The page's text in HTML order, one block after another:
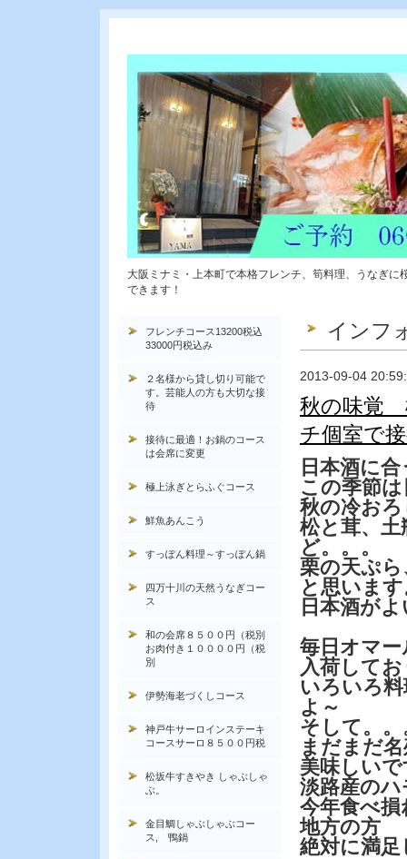
大阪ミナミ・上本町で本格フレンチ、筍料理、うなぎ
できます！
インフ
2013-09-04
秋の味覚
チ個室で
日本酒に
この季節
秋の冷お
松と茸、
ど。。。
栗の天ぷ
と思いま
日本酒が
毎日オマ
入荷して
いろいろ
よ～
そして。。
まだまだ
美味しい
淡路産のハ
今年食べ損
地方の方
絶対に満
フレンチコース13200税込
33000円税込み
２名様から貸し切り可能で
す。芸能人の方も大切な接
待
接待に最適！お鍋のコース
は会席に変更
極上泳ぎとらふぐコース
鮮魚あんこう
すっぽん料理～すっぽん鍋
四万十川の天然うなぎコー
ス
和の会席８５００円（税別
お肉付き１００００円（税
別
伊勢海老づくしコース
神戸牛サーロインステーキ
コースサーロ８５００円税
松坂牛すきやき しゃぶしゃ
ぶ。
金目鯛しゃぶしゃぶコー
ス, 鴨鍋